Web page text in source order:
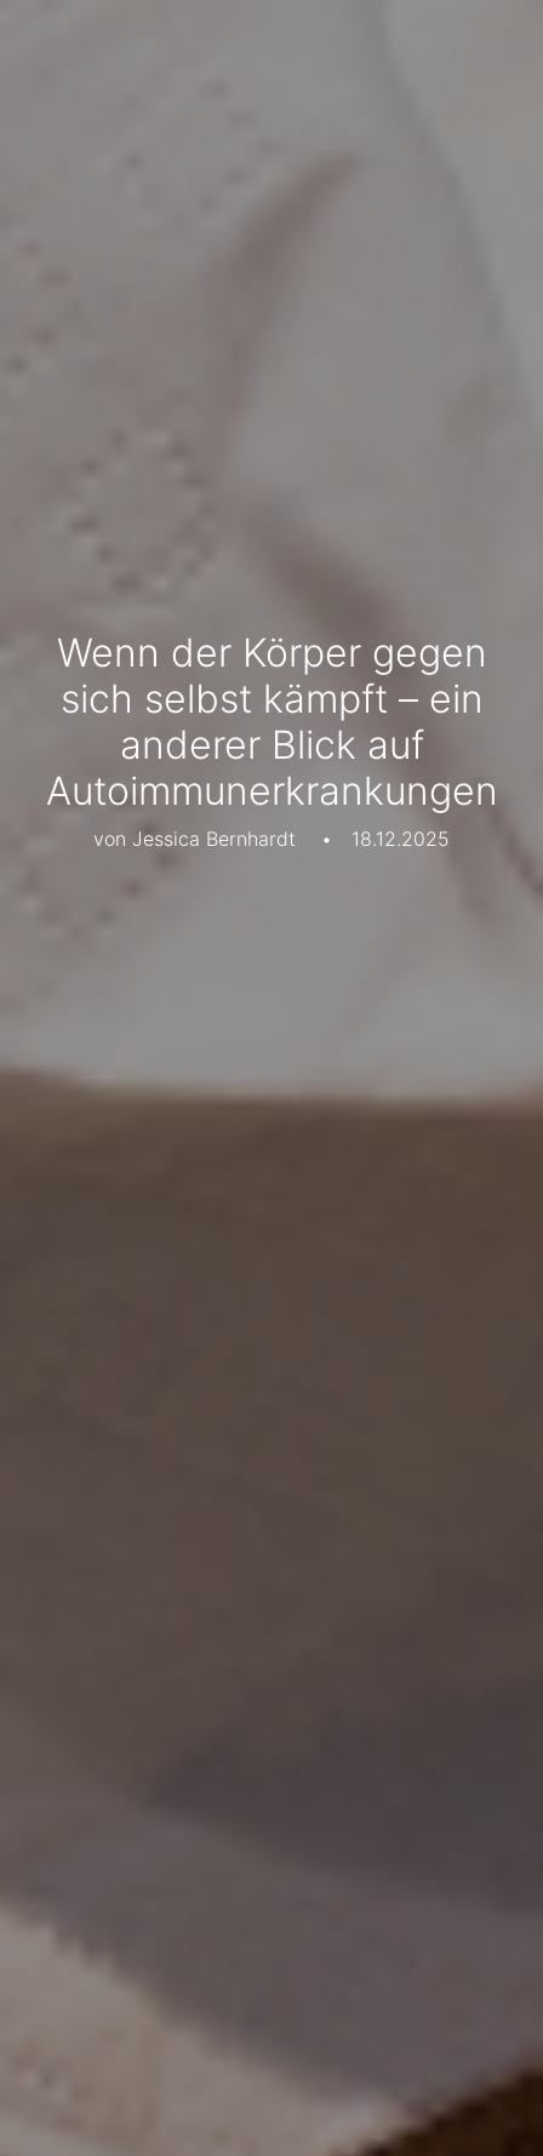
Wenn der Körper gegen
sich selbst kämpft – ein
anderer Blick auf
Autoimmunerkrankungen
von Jessica Bernhardt • 18.12.2025